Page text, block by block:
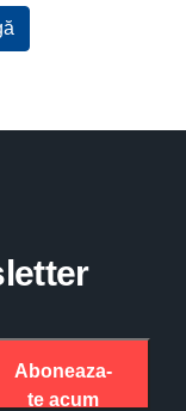
Aboneaza-
te acum